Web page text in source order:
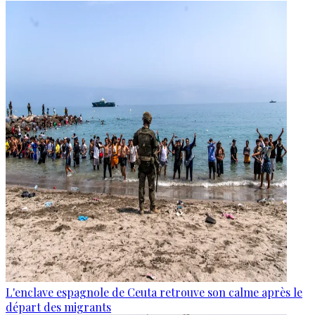
L'enclave espagnole de Ceuta retrouve son calme après le
départ des migrants